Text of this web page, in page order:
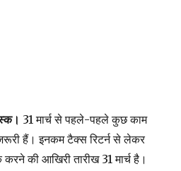
31 मार्च से पहले-पहले कुछ काम
हैं। इनकम टैक्स रिटर्न से लेकर
की आखिरी तारीख 31 मार्च है।